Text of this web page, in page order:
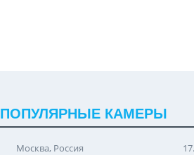
ПОПУЛЯРНЫЕ КАМЕРЫ
Москва, Россия